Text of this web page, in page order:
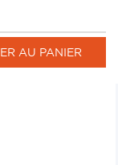
AU PANIER